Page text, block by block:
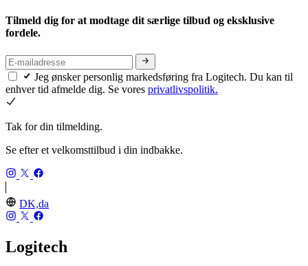
Tilmeld dig for at modtage dit særlige tilbud og eksklusive
fordele.
Jeg ønsker personlig markedsføring fra Logitech. Du kan til
enhver tid afmelde dig. Se vores privatlivspolitik.
Tak for din tilmelding.
Se efter et velkomsttilbud i din indbakke.
DK,da
Logitech